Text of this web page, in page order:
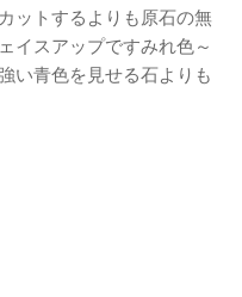
ットするよりも原石の無
イスアップですみれ色～
い青色を見せる石よりも